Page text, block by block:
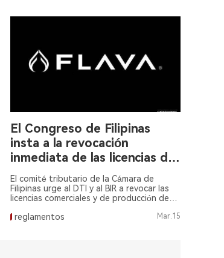
El Congreso de Filipinas
insta a la revocación
inmediata de las licencias de
Flava.
El comité tributario de la Cámara de
Filipinas urge al DTI y al BIR a revocar las
licencias comerciales y de producción de
reglamentos
Mar.15